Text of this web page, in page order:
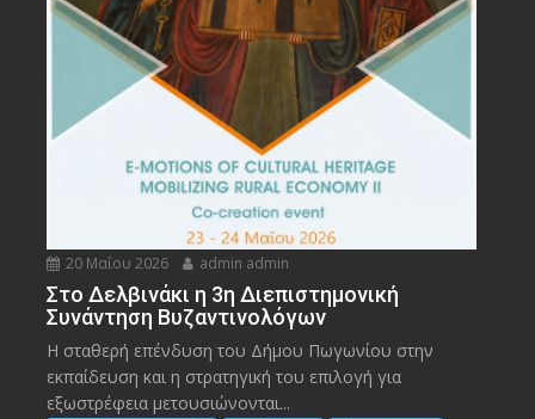
20 Μαΐου 2026 admin admin
Στο Δελβινάκι η 3η Διεπιστημονική
Συνάντηση Βυζαντινολόγων
Η σταθερή επένδυση του Δήμου Πωγωνίου στην
εκπαίδευση και η στρατηγική του επιλογή για
εξωστρέφεια μετουσιώνονται...